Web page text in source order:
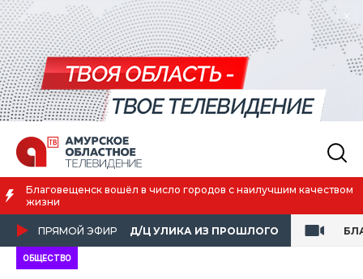
число городов с наилучшим качеством Преподаватель
ПРЯМОЙ ЭФИР Д/Ц УЛИКА ИЗ ПРОШЛОГО
ОБЩЕСТВО